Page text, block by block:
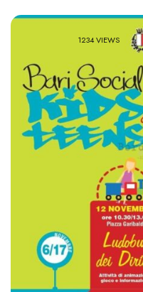
1234 VIEWS